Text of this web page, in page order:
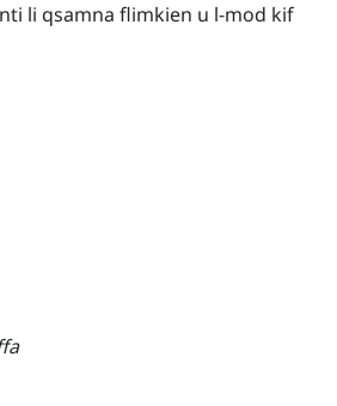
li qsamna flimkien u l-mod kif